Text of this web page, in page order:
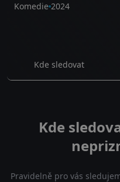
Komedie 2024
Kde sledovat
Kde
Pravidelně pro vás